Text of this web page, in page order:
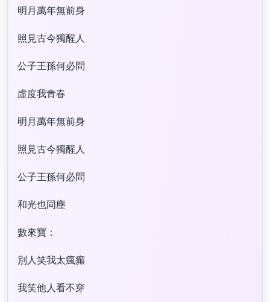
明月萬年無前身
照見古今獨醒人
公子王孫何必問
虛度我青春
明月萬年無前身
照見古今獨醒人
公子王孫何必問
和光也同塵
數來寶：
別人笑我太瘋癲
我笑他人看不穿